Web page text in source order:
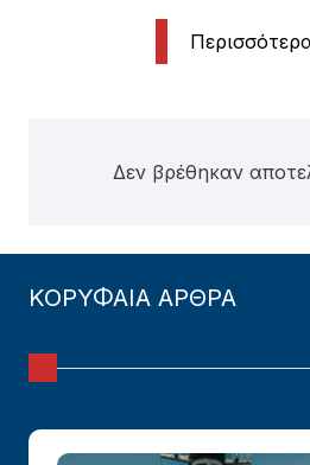
Δεν βρέθηκαν
ΚΟΡΥΦΑΙΑ ΑΡΘΡΑ